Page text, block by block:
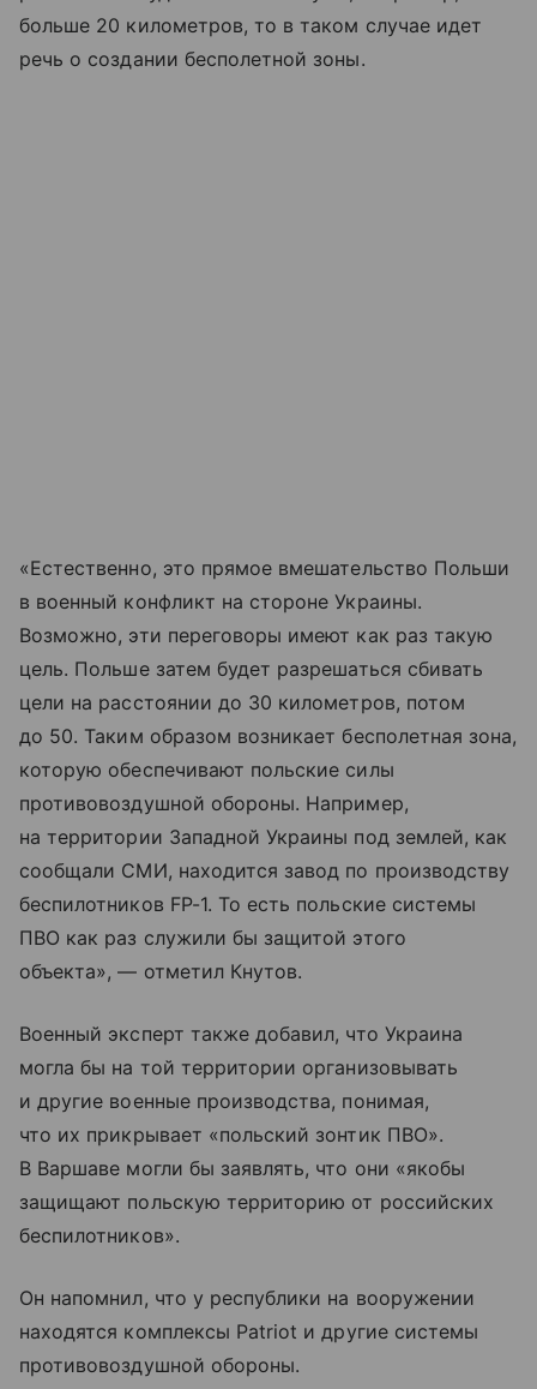
больше 20 километров, то в таком случае идет
речь о создании бесполетной зоны.
«Естественно, это прямое вмешательство Польши
в военный конфликт на стороне Украины.
Возможно, эти переговоры имеют как раз такую
цель. Польше затем будет разрешаться сбивать
цели на расстоянии до 30 километров, потом
до 50. Таким образом возникает бесполетная зона,
которую обеспечивают польские силы
противовоздушной обороны. Например,
на территории Западной Украины под землей, как
сообщали СМИ, находится завод по производству
беспилотников FP-1. То есть польские системы
ПВО как раз служили бы защитой этого
объекта», — отметил Кнутов.
Военный эксперт также добавил, что Украина
могла бы на той территории организовывать
и другие военные производства, понимая,
что их прикрывает «польский зонтик ПВО».
В Варшаве могли бы заявлять, что они «якобы
защищают польскую территорию от российских
беспилотников».
Он напомнил, что у республики на вооружении
находятся комплексы Patriot и другие системы
противовоздушной обороны.